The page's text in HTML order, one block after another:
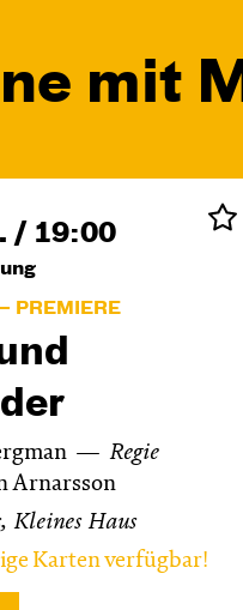
mit
/ 19:00
PREMIERE
Regie
Arnarsson
Kleines Haus
Karten verfügbar!